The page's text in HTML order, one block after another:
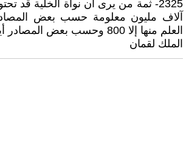
2325- ثمة من يرى أن نواة الخلية قد
آلاف مليون معلومة حسب بعض
العلم منها إلا 800 وحسب بعض المصادر أيضا
الملك لقمان